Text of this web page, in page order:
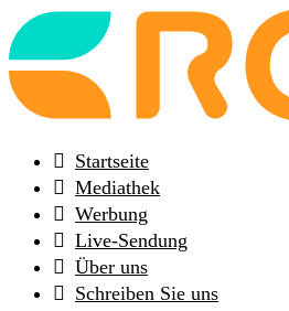
Back
to
frontpage
Startseite
Mediathek
Werbung
Live-Sendung
Über uns
Schreiben Sie uns